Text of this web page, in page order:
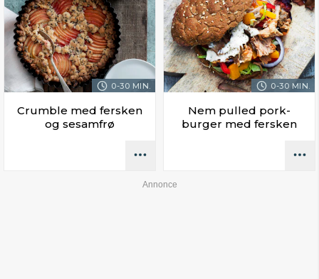
0-30 MIN.
Crumble med fersken
og sesamfrø
0-30 MIN.
Nem pulled pork-
burger med fersken